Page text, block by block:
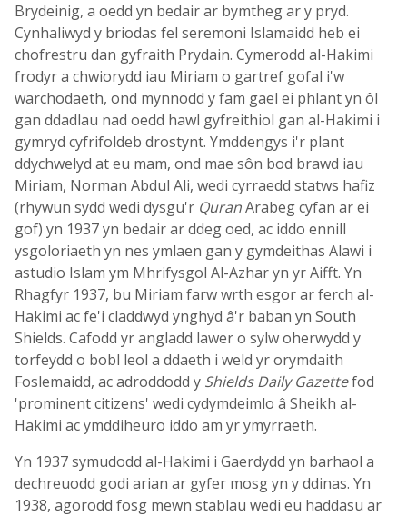
Brydeinig, a oedd yn bedair ar bymtheg ar y pryd.
Cynhaliwyd y briodas fel seremoni Islamaidd heb ei
chofrestru dan gyfraith Prydain. Cymerodd al-Hakimi
frodyr a chwiorydd iau Miriam o gartref gofal i'w
warchodaeth, ond mynnodd y fam gael ei phlant yn ôl
gan ddadlau nad oedd hawl gyfreithiol gan al-Hakimi i
gymryd cyfrifoldeb drostynt. Ymddengys i'r plant
ddychwelyd at eu mam, ond mae sôn bod brawd iau
Miriam, Norman Abdul Ali, wedi cyrraedd statws hafiz
(rhywun sydd wedi dysgu'r QuranArabeg cyfan ar ei
gof) yn 1937 yn bedair ar ddeg oed, ac iddo ennill
ysgoloriaeth yn nes ymlaen gan y gymdeithas Alawi i
astudio Islam ym Mhrifysgol Al-Azhar yn yr Aifft. Yn
Rhagfyr 1937, bu Miriam farw wrth esgor ar ferch al-
Hakimi ac fe'i claddwyd ynghyd â'r baban yn South
Shields. Cafodd yr angladd lawer o sylw oherwydd y
torfeydd o bobl leol a ddaeth i weld yr orymdaith
Foslemaidd, ac adroddodd y Shields Daily Gazettefod
'prominent citizens' wedi cydymdeimlo â Sheikh al-
Hakimi ac ymddiheuro iddo am yr ymyrraeth.
Yn 1937 symudodd al-Hakimi i Gaerdydd yn barhaol a
dechreuodd godi arian ar gyfer mosg yn y ddinas. Yn
1938, agorodd fosg mewn stablau wedi eu haddasu ar